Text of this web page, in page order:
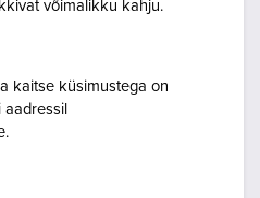
võimalikku kahju.
kaitse küsimustega on